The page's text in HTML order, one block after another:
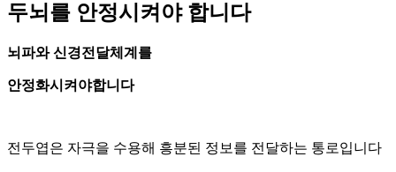
두뇌를 안정시켜야 합니다
뇌파와 신경전달체계를
안정화시켜야합니다
전두엽은 자극을 수용해 흥분된 정보를 전달하는 통로입니다